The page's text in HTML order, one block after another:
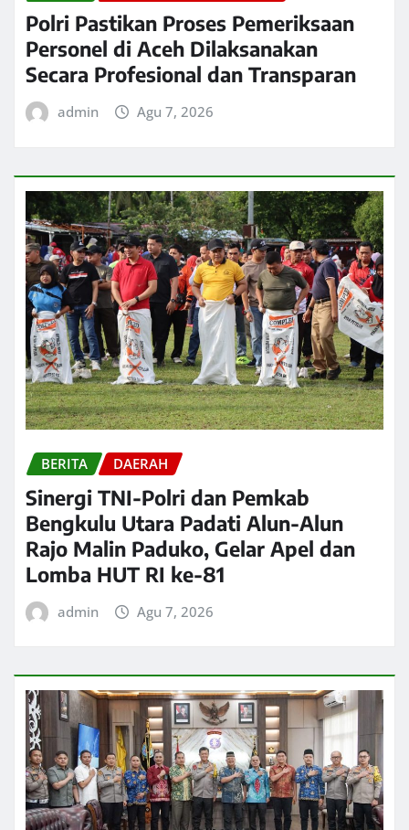
Polri Pastikan Proses Pemeriksaan
Personel di Aceh Dilaksanakan
Secara Profesional dan Transparan
admin Agu 7, 2026
BERITA DAERAH
Sinergi TNI-Polri dan Pemkab
Bengkulu Utara Padati Alun-Alun
Rajo Malin Paduko, Gelar Apel dan
Lomba HUT RI ke-81
admin Agu 7, 2026